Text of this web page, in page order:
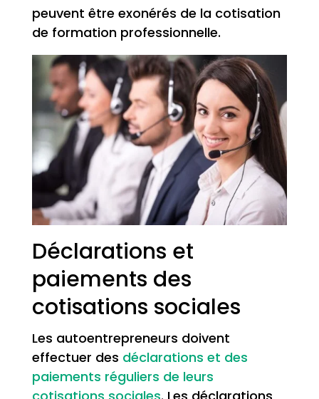
peuvent être exonérés de la cotisation
de formation professionnelle.
Déclarations et
paiements des
cotisations sociales
Les autoentrepreneurs doivent
effectuer des déclarations et des
paiements réguliers de leurs